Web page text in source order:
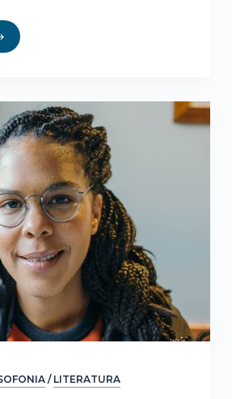
/ LITERATURA